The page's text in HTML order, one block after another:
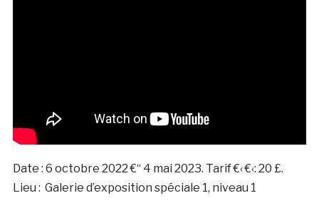
Date : 6 octobre 2022 €“ 4 mai 2023. Tarif €‹ €‹: 20 £.
Lieu : Galerie d’exposition spéciale 1, niveau 1